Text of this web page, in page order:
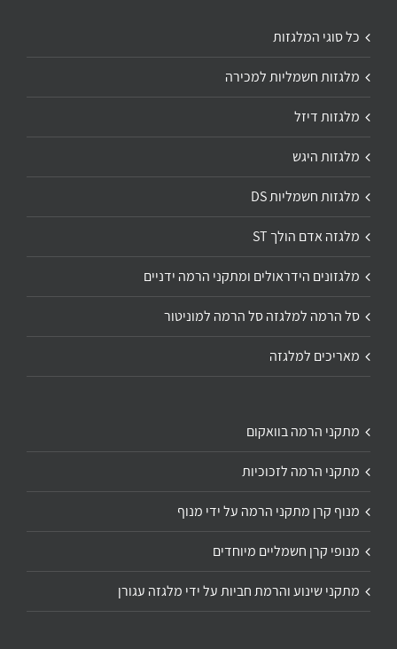
כל סוגי המלגזות
מלגזות חשמליות למכירה
מלגזות דיזל
מלגזות היגש
מלגזות חשמליות DS
מלגזה אדם הולך ST
מלגזונים הידראולים ומתקני הרמה ידניים
סל הרמה למלגזה סל הרמה למוניטור
מאריכים למלגזה
מתקני הרמה בוואקום
מתקני הרמה לזכוכיות
מנוף קרן מתקני הרמה על ידי מנוף
מנופי קרן חשמליים מיוחדים
מתקני שינוע והרמת חביות על ידי מלגזה עגורן